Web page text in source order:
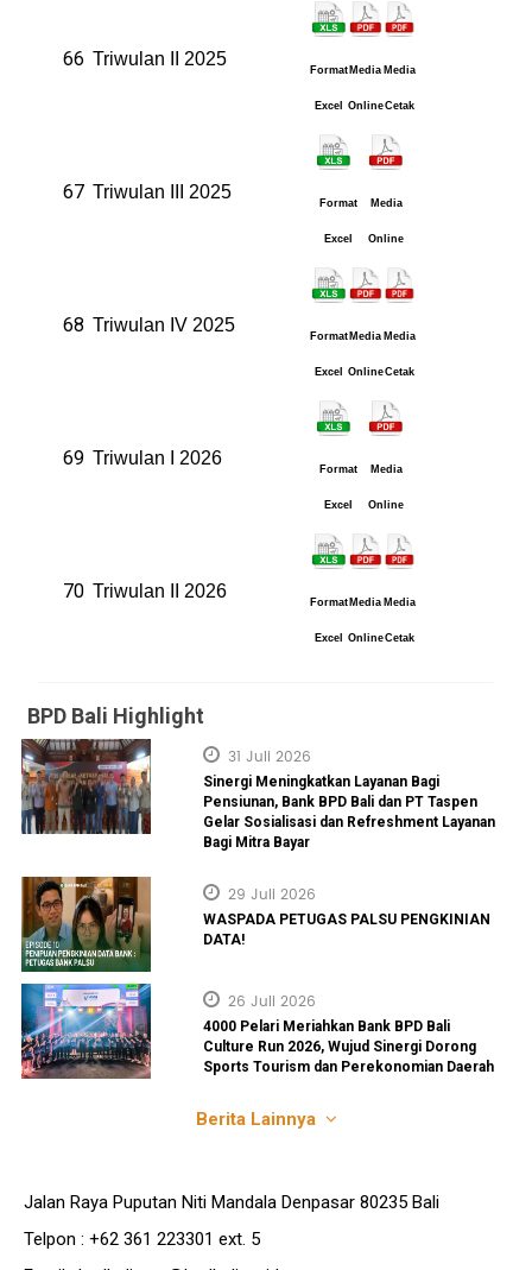
66 Triwulan II 2025
Format
Excel
Media
Online
Media
Cetak
67 Triwulan III 2025
Format
Excel
Media
Online
68 Triwulan IV 2025
Format
Excel
Media
Online
Media
Cetak
69 Triwulan I 2026
Format
Excel
Media
Online
70 Triwulan II 2026
Format
Excel
Media
Online
Media
Cetak
BPD Bali Highlight
31 Juli 2026
Sinergi Meningkatkan Layanan Bagi
Pensiunan, Bank BPD Bali dan PT Taspen
Gelar Sosialisasi dan Refreshment Layanan
Bagi Mitra Bayar
29 Juli 2026
WASPADA PETUGAS PALSU PENGKINIAN
DATA!
26 Juli 2026
4000 Pelari Meriahkan Bank BPD Bali
Culture Run 2026, Wujud Sinergi Dorong
Sports Tourism dan Perekonomian Daerah
Berita Lainnya
Jalan Raya Puputan Niti Mandala Denpasar 80235 Bali
Telpon : +62 361 223301 ext. 5